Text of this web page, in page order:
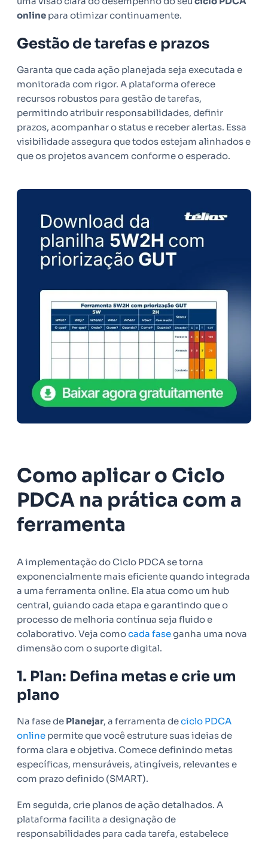
online para otimizar continuamente.
Gestão de tarefas e prazos
Garanta que cada ação planejada seja executada e
monitorada com rigor. A plataforma oferece
recursos robustos para gestão de tarefas,
permitindo atribuir responsabilidades, definir
prazos, acompanhar o status e receber alertas. Essa
visibilidade assegura que todos estejam alinhados e
que os projetos avancem conforme o esperado.
Como aplicar o Ciclo
PDCA na prática com a
ferramenta
A implementação do Ciclo PDCA se torna
exponencialmente mais eficiente quando integrada
a uma ferramenta online. Ela atua como um hub
central, guiando cada etapa e garantindo que o
processo de melhoria contínua seja fluido e
colaborativo. Veja comocada faseganha uma nova
dimensão com o suporte digital.
1. Plan: Defina metas e crie um
plano
Na fase de Planejar, a ferramenta deciclo PDCA
online permite que você estruture suas ideias de
forma clara e objetiva. Comece definindo metas
específicas, mensuráveis, atingíveis, relevantes e
com prazo definido (SMART).
Em seguida, crie planos de ação detalhados. A
plataforma facilita a designação de
responsabilidades para cada tarefa, estabelece